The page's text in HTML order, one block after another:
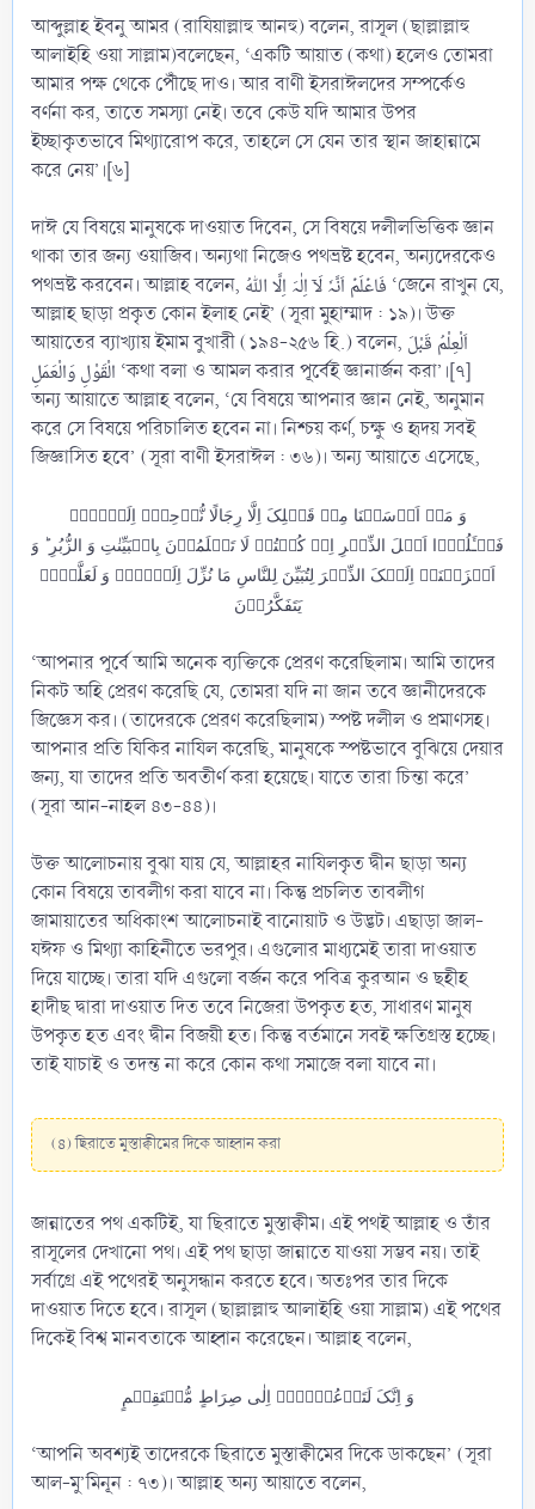
আব্দুল্লাহ ইবনু আমর (রাযিয়াল্লাহু আনহু) বলেন, রাসূল (ছাল্লাল্লাহু
আলাইহি ওয়া সাল্লাম)বলেছেন, ‘একটি আয়াত (কথা) হলেও তোমরা
আমার পক্ষ থেকে পৌঁছে দাও। আর বাণী ইসরাঈলদের সম্পর্কেও
বর্ণনা কর, তাতে সমস্যা নেই। তবে কেউ যদি আমার উপর
ইচ্ছাকৃতভাবে মিথ্যারোপ করে, তাহলে সে যেন তার স্থান জাহান্নামে
করে নেয়’।[৬]
দাঈ যে বিষয়ে মানুষকে দাওয়াত দিবেন, সে বিষয়ে দলীলভিত্তিক জ্ঞান
থাকা তার জন্য ওয়াজিব। অন্যথা নিজেও পথভ্রষ্ট হবেন, অন্যদেরকেও
পথভ্রষ্ট করবেন। আল্লাহ বলেন, فَاعۡلَمۡ اَنَّہٗ لَاۤ اِلٰہَ اِلَّا اللّٰہُ ‘জেনে রাখুন যে,
আল্লাহ ছাড়া প্রকৃত কোন ইলাহ নেই’ (সূরা মুহাম্মাদ : ১৯)। উক্ত
আয়াতের ব্যাখ্যায় ইমাম বুখারী (১৯৪-২৫৬ হি.) বলেন, اَلْعِلْمُ قَبْلَ
الْقَوْلِ وَالْعَمَلِ ‘কথা বলা ও আমল করার পূর্বেই জ্ঞানার্জন করা’।[৭]
অন্য আয়াতে আল্লাহ বলেন, ‘যে বিষয়ে আপনার জ্ঞান নেই, অনুমান
করে সে বিষয়ে পরিচালিত হবেন না। নিশ্চয় কর্ণ, চক্ষু ও হৃদয় সবই
জিজ্ঞাসিত হবে’ (সূরা বাণী ইসরাঈল : ৩৬)। অন্য আয়াতে এসেছে,
وَ مَاۤ اَرۡسَلۡنَا مِنۡ قَبۡلِکَ اِلَّا رِجَالًا نُّوۡحِیۡۤ اِلَیۡہِمۡ
فَسۡـَٔلُوۡۤا اَہۡلَ الذِّکۡرِ اِنۡ کُنۡتُمۡ لَا تَعۡلَمُوۡنَ بِالۡبَیِّنٰتِ وَ الزُّبُرِ ؕ وَ
اَنۡزَلۡنَاۤ اِلَیۡکَ الذِّکۡرَ لِتُبَیِّنَ لِلنَّاسِ مَا نُزِّلَ اِلَیۡہِمۡ وَ لَعَلَّہُمۡ
یَتَفَکَّرُوۡنَ
‘আপনার পূর্বে আমি অনেক ব্যক্তিকে প্রেরণ করেছিলাম। আমি তাদের
নিকট অহি প্রেরণ করেছি যে, তোমরা যদি না জান তবে জ্ঞানীদেরকে
জিজ্ঞেস কর। (তাদেরকে প্রেরণ করেছিলাম) স্পষ্ট দলীল ও প্রমাণসহ।
আপনার প্রতি যিকির নাযিল করেছি, মানুষকে স্পষ্টভাবে বুঝিয়ে দেয়ার
জন্য, যা তাদের প্রতি অবতীর্ণ করা হয়েছে। যাতে তারা চিন্তা করে’
(সূরা আন-নাহল ৪৩-৪৪)।
উক্ত আলোচনায় বুঝা যায় যে, আল্লাহর নাযিলকৃত দ্বীন ছাড়া অন্য
কোন বিষয়ে তাবলীগ করা যাবে না। কিন্তু প্রচলিত তাবলীগ
জামায়াতের অধিকাংশ আলোচনাই বানোয়াট ও উদ্ভট। এছাড়া জাল-
যঈফ ও মিথ্যা কাহিনীতে ভরপুর। এগুলোর মাধ্যমেই তারা দাওয়াত
দিয়ে যাচ্ছে। তারা যদি এগুলো বর্জন করে পবিত্র কুরআন ও ছহীহ
হাদীছ দ্বারা দাওয়াত দিত তবে নিজেরা উপকৃত হত, সাধারণ মানুষ
উপকৃত হত এবং দ্বীন বিজয়ী হত। কিন্তু বর্তমানে সবই ক্ষতিগ্রস্ত হচ্ছে।
তাই যাচাই ও তদন্ত না করে কোন কথা সমাজে বলা যাবে না।
(৪) ছিরাতে মুস্তাক্বীমের দিকে আহ্বান করা
জান্নাতের পথ একটিই, যা ছিরাতে মুস্তাক্বীম। এই পথই আল্লাহ ও তাঁর
রাসূলের দেখানো পথ। এই পথ ছাড়া জান্নাতে যাওয়া সম্ভব নয়। তাই
সর্বাগ্রে এই পথেরই অনুসন্ধান করতে হবে। অতঃপর তার দিকে
দাওয়াত দিতে হবে। রাসূল (ছাল্লাল্লাহু আলাইহি ওয়া সাল্লাম) এই পথের
দিকেই বিশ্ব মানবতাকে আহ্বান করেছেন। আল্লাহ বলেন,
وَ اِنَّکَ لَتَدۡعُوۡہُمۡ اِلٰی صِرَاطٍ مُّسۡتَقِیۡمٍ
‘আপনি অবশ্যই তাদেরকে ছিরাতে মুস্তাক্বীমের দিকে ডাকছেন’ (সূরা
আল-মু’মিনূন : ৭৩)। আল্লাহ অন্য আয়াতে বলেন,